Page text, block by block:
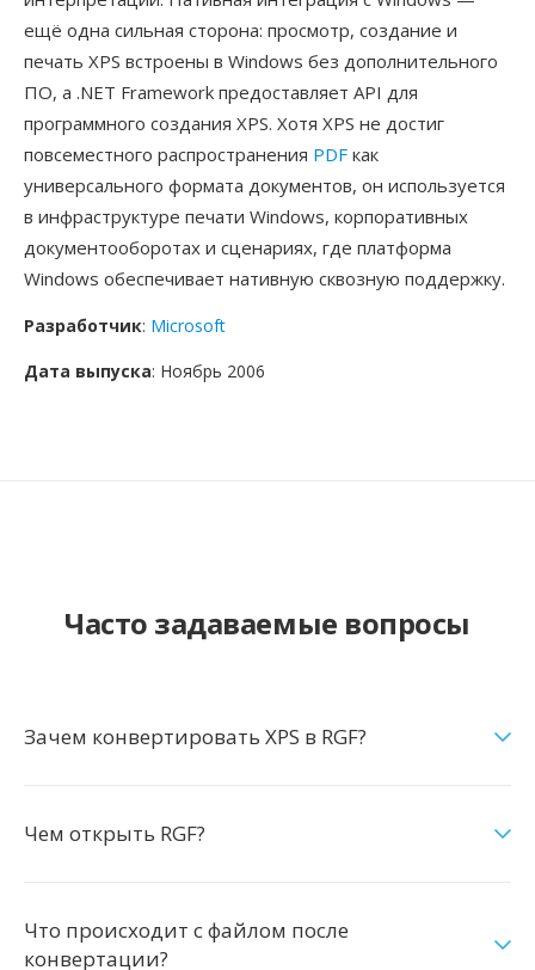
ещё одна сильная сторона: просмотр, создание и
печать XPS встроены в Windows без дополнительного
ПО, а .NET Framework предоставляет API для
программного создания XPS. Хотя XPS не достиг
повсеместного распространения PDF как
универсального формата документов, он используется
в инфраструктуре печати Windows, корпоративных
документооборотах и сценариях, где платформа
Windows обеспечивает нативную сквозную поддержку.
Разработчик: Microsoft
Дата выпуска: Ноябрь 2006
Часто задаваемые вопросы
Зачем конвертировать XPS в RGF?
Чем открыть RGF?
Что происходит с файлом после
конвертации?